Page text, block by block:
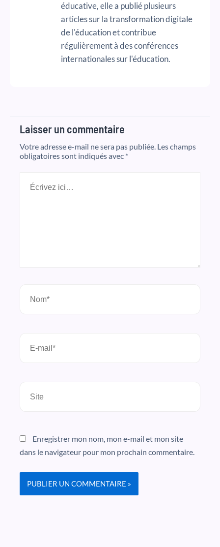
éducative, elle a publié plusieurs
articles sur la transformation digitale
de l'éducation et contribue
régulièrement à des conférences
internationales sur l'éducation.
Laisser un commentaire
Votre adresse e-mail ne sera pas publiée. Les champs
obligatoires sont indiqués avec *
ici…
mail*
Enregistrer mon nom, mon e-mail et mon site
dans le navigateur pour mon prochain commentaire.